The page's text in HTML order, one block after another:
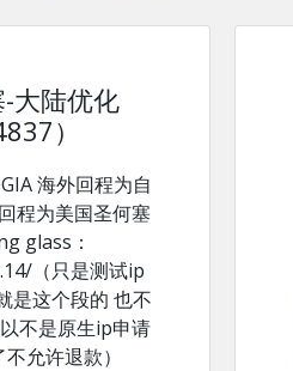
大陆优化
）
海外回程为自
程为美国圣何塞
（只是测试ip
是这个段的 也不
不是原生ip申请
允许退款）